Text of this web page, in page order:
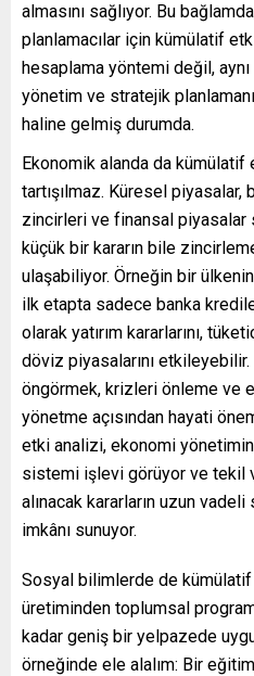
almasını sağlıyor. Bu
planlamacılar için kümülatif
hesaplama yöntemi değil,
yönetim ve stratejik
haline gelmiş durumda.
Ekonomik alanda da
tartışılmaz. Küresel piyasalar,
zincirleri ve finansal piyasalar
küçük bir kararın bile
ulaşabiliyor. Örneğin bir
ilk etapta sadece banka
olarak yatırım kararlarını,
döviz piyasalarını
öngörmek, krizleri önleme ve
yönetme açısından hayati
etki analizi, ekonomi
sistemi işlevi görüyor ve tekil
alınacak kararların uzun
imkânı sunuyor.
Sosyal bilimlerde de
üretiminden toplumsal
kadar geniş bir yelpazede
örneğinde ele alalım: Bir eğitim